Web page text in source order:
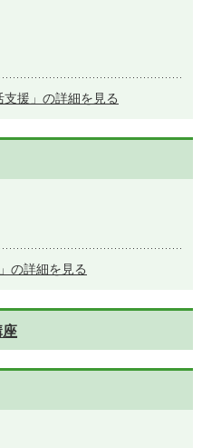
支援」の詳細を見る
の詳細を見る
座